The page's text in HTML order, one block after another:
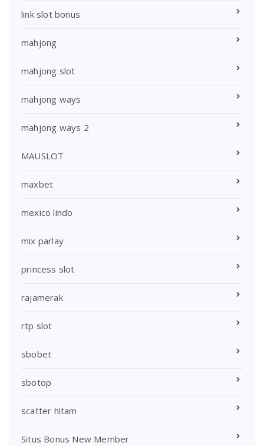
link slot bonus
mahjong
mahjong slot
mahjong ways
mahjong ways 2
MAUSLOT
maxbet
mexico lindo
mix parlay
princess slot
rajamerak
rtp slot
sbobet
sbotop
scatter hitam
Situs Bonus New Member